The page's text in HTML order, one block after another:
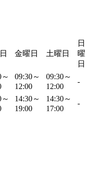
金曜日 土曜日
日
曜
日
09:30～
12:00
09:30～
12:00
-
14:30～
19:00
14:30～
17:00
-